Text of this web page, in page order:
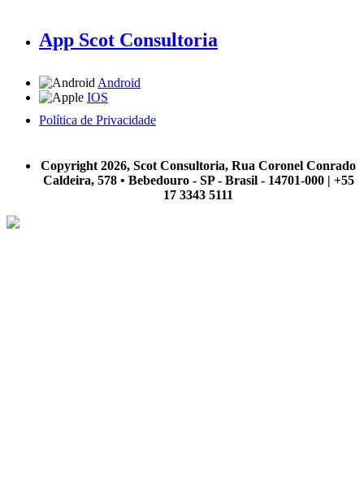
App Scot Consultoria
Android
IOS
Política de Privacidade
Copyright 2026, Scot Consultoria, Rua Coronel Conrado
Caldeira, 578 • Bebedouro - SP - Brasil - 14701-000 | +55
17 3343 5111